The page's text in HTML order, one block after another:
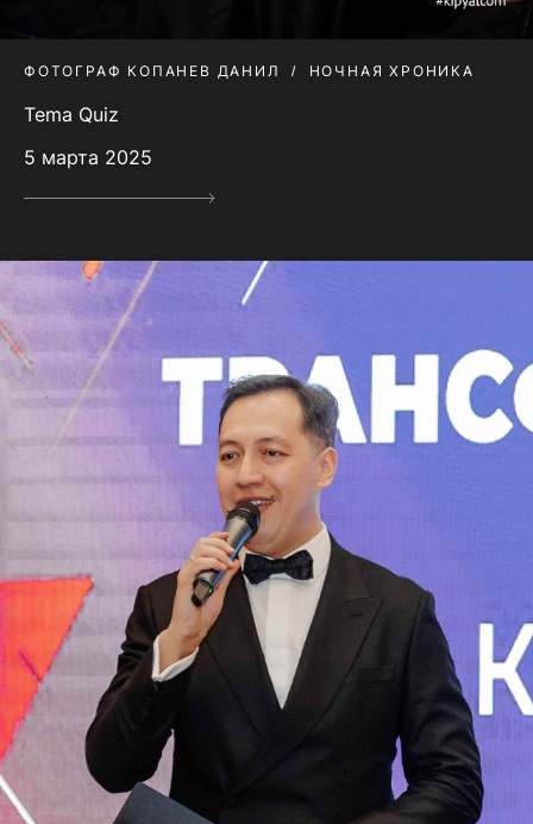
ФОТОГРАФ КОПАНЕВ ДАНИЛ НОЧНАЯ ХРОНИКА
Tema Quiz
5 марта 2025